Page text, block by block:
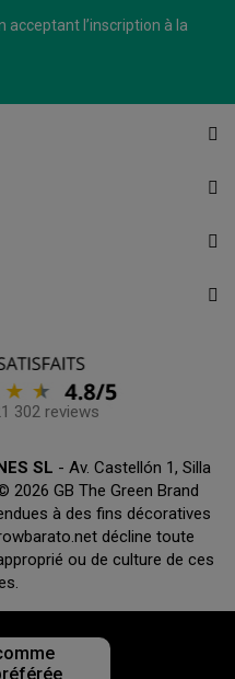
acceptant l’inscription à la
302 reviews
SL - Av. Castellón 1, Silla
2026 GB The Green Brand
à des fins décoratives
décline toute
ou de culture de ces